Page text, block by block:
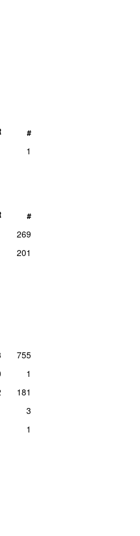
#
1
#
269
201
755
1
181
3
1